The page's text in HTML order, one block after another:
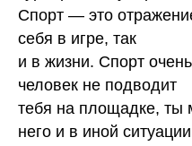
Спорт — это
себя в игре, так
и в жизни. Спорт
человек не подводит
тебя на площадке, ты
него и в иной